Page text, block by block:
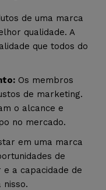
de uma marca
qualidade. A
que todos do
Os membros
de marketing.
o alcance e
no mercado.
em uma marca
de
e a capacidade de
nisso.